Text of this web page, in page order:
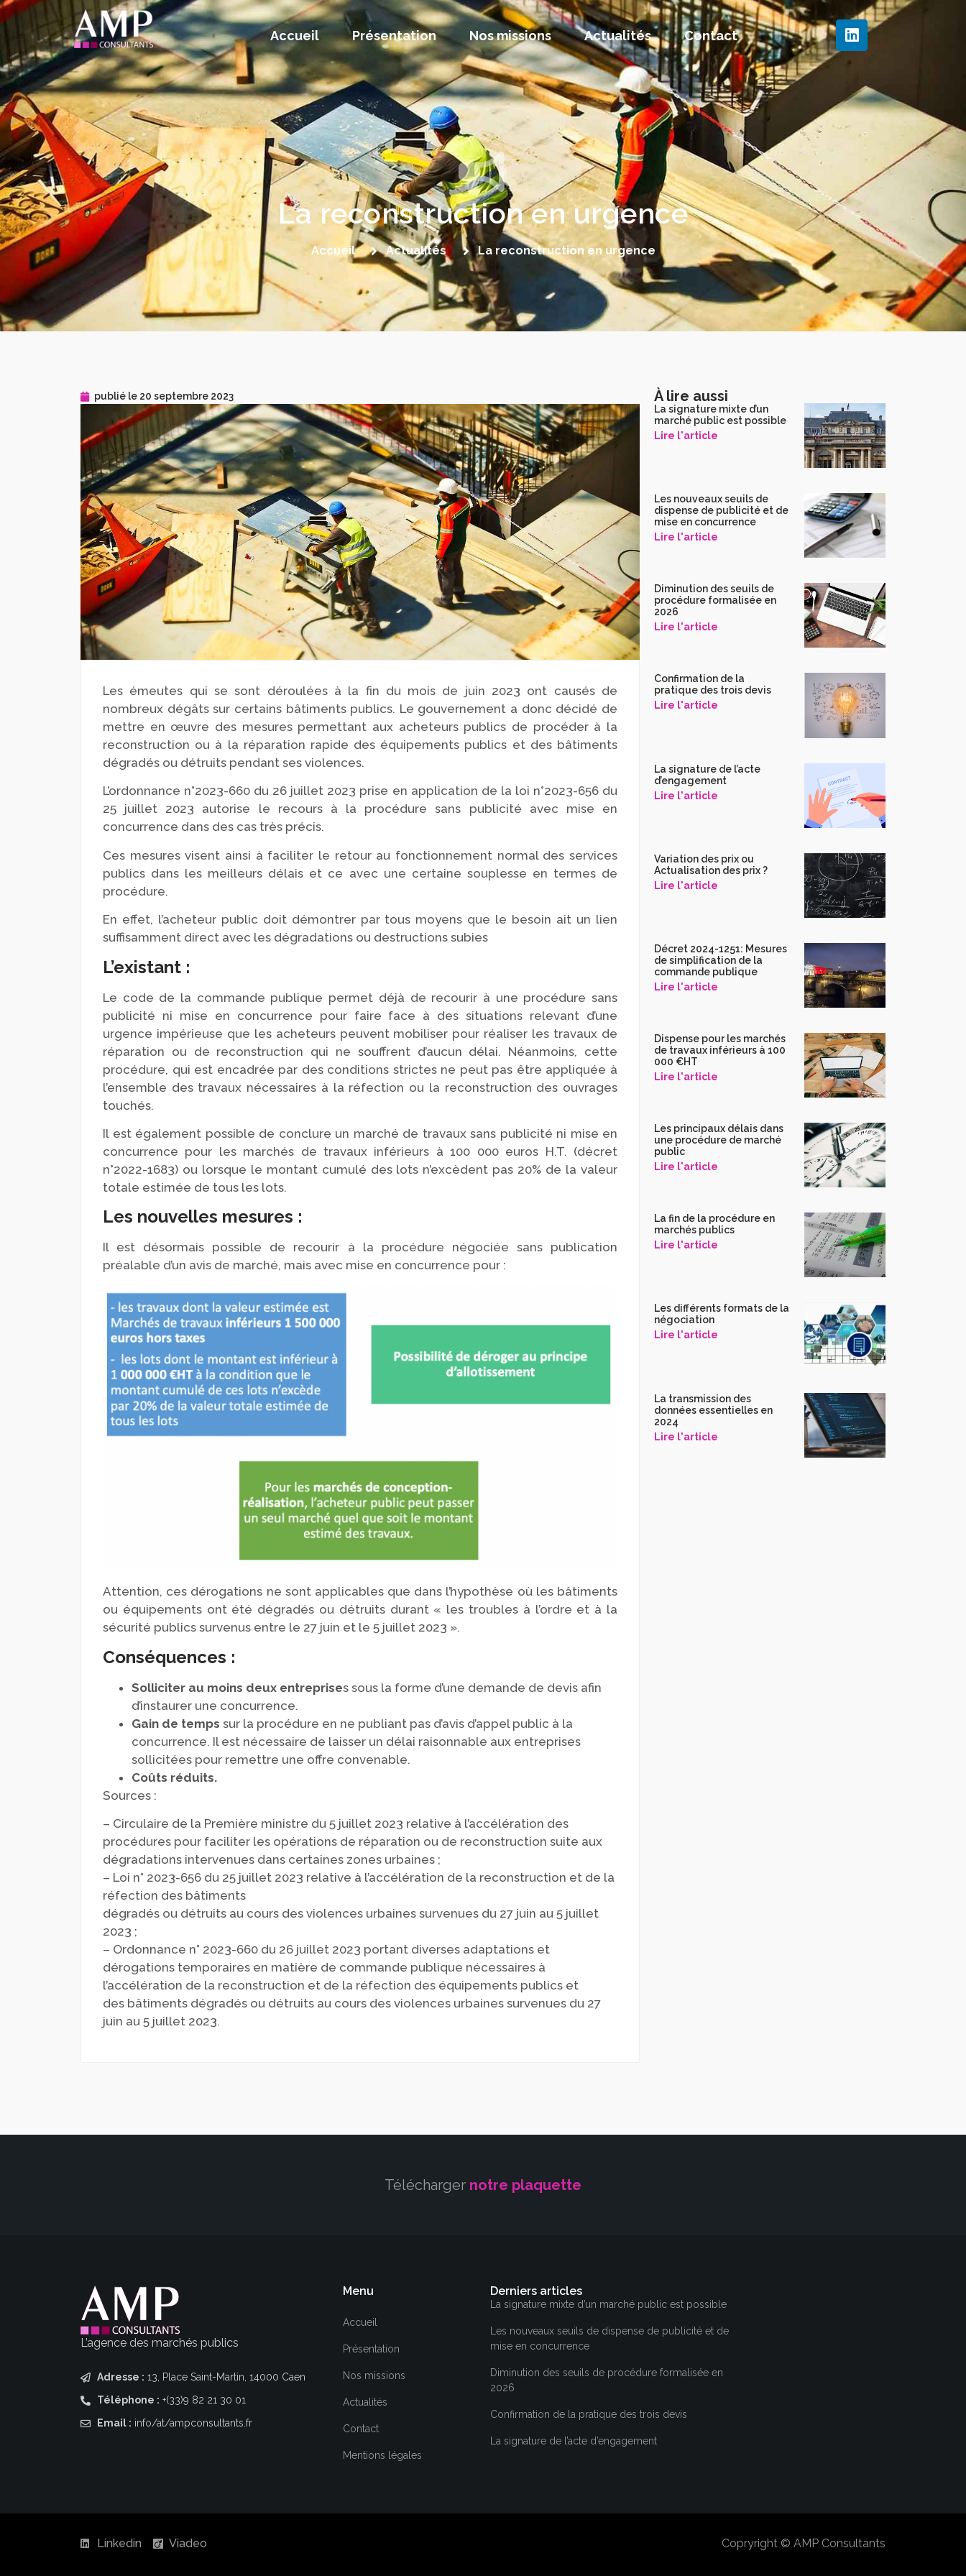
Accueil Présentation Nos missions Actualités Contact
La reconstruction en urgence
Accueil Actualités La reconstruction en urgence
publié le 20 septembre 2023
Les émeutes qui se sont déroulées à la fin du mois de juin 2023 ont causés de
nombreux dégâts sur certains bâtiments publics. Le gouvernement a donc décidé de
mettre en œuvre des mesures permettant aux acheteurs publics de procéder à la
reconstruction ou à la réparation rapide des équipements publics et des bâtiments
dégradés ou détruits pendant ses violences.
L’ordonnance n°2023-660 du 26 juillet 2023 prise en application de la loi n°2023-656 du
25 juillet 2023 autorise le recours à la procédure sans publicité avec mise en
concurrence dans des cas très précis.
Ces mesures visent ainsi à faciliter le retour au fonctionnement normal des services
publics dans les meilleurs délais et ce avec une certaine souplesse en termes de
procédure.
En effet, l’acheteur public doit démontrer par tous moyens que le besoin ait un lien
suffisamment direct avec les dégradations ou destructions subies
L’existant :
Le code de la commande publique permet déjà de recourir à une procédure sans
publicité ni mise en concurrence pour faire face à des situations relevant d’une
urgence impérieuse que les acheteurs peuvent mobiliser pour réaliser les travaux de
réparation ou de reconstruction qui ne souffrent d’aucun délai. Néanmoins, cette
procédure, qui est encadrée par des conditions strictes ne peut pas être appliquée à
l’ensemble des travaux nécessaires à la réfection ou la reconstruction des ouvrages
touchés.
Il est également possible de conclure un marché de travaux sans publicité ni mise en
concurrence pour les marchés de travaux inférieurs à 100 000 euros H.T. (décret
n°2022-1683) ou lorsque le montant cumulé des lots n’excèdent pas 20% de la valeur
totale estimée de tous les lots.
Les nouvelles mesures :
Il est désormais possible de recourir à la procédure négociée sans publication
préalable d’un avis de marché, mais avec mise en concurrence pour :
Attention, ces dérogations ne sont applicables que dans l’hypothèse où les bâtiments
ou équipements ont été dégradés ou détruits durant « les troubles à l’ordre et à la
sécurité publics survenus entre le 27 juin et le 5 juillet 2023 ».
Conséquences :
Solliciter au moins deux entreprises sous la forme d’une demande de devis afin
d’instaurer une concurrence.
Gain de temps sur la procédure en ne publiant pas d’avis d’appel public à la
concurrence. Il est nécessaire de laisser un délai raisonnable aux entreprises
sollicitées pour remettre une offre convenable.
Coûts réduits.
Sources :
– Circulaire de la Première ministre du 5 juillet 2023 relative à l’accélération des
procédures pour faciliter les opérations de réparation ou de reconstruction suite aux
dégradations intervenues dans certaines zones urbaines ;
– Loi n° 2023-656 du 25 juillet 2023 relative à l’accélération de la reconstruction et de la
réfection des bâtiments
dégradés ou détruits au cours des violences urbaines survenues du 27 juin au 5 juillet
2023 ;
– Ordonnance n° 2023-660 du 26 juillet 2023 portant diverses adaptations et
dérogations temporaires en matière de commande publique nécessaires à
l’accélération de la reconstruction et de la réfection des équipements publics et
des bâtiments dégradés ou détruits au cours des violences urbaines survenues du 27
juin au 5 juillet 2023.
À lire aussi
La signature mixte d’un
marché public est possible
Lire l'article
Les nouveaux seuils de
dispense de publicité et de
mise en concurrence
Lire l'article
Diminution des seuils de
procédure formalisée en
2026
Lire l'article
Confirmation de la
pratique des trois devis
Lire l'article
La signature de l’acte
d’engagement
Lire l'article
Variation des prix ou
Actualisation des prix ?
Lire l'article
Décret 2024-1251: Mesures
de simplification de la
commande publique
Lire l'article
Dispense pour les marchés
de travaux inférieurs à 100
000 €HT
Lire l'article
Les principaux délais dans
une procédure de marché
public
Lire l'article
La fin de la procédure en
marchés publics
Lire l'article
Les différents formats de la
négociation
Lire l'article
La transmission des
données essentielles en
2024
Lire l'article
Télécharger notre plaquette
L’agence des marchés publics
Adresse : 13, Place Saint-Martin, 14000 Caen
Téléphone : +(33)9 82 21 30 01
Email : info/at/ampconsultants.fr
Menu
Accueil
Présentation
Nos missions
Actualités
Contact
Mentions légales
Derniers articles
La signature mixte d’un marché public est possible
Les nouveaux seuils de dispense de publicité et de
mise en concurrence
Diminution des seuils de procédure formalisée en
2026
Confirmation de la pratique des trois devis
La signature de l’acte d’engagement
Linkedin Viadeo Copryright © AMP Consultants